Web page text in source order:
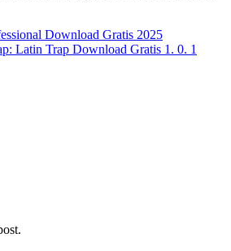
Download Gratis 2025
Latin Trap Download Gratis 1. 0. 1